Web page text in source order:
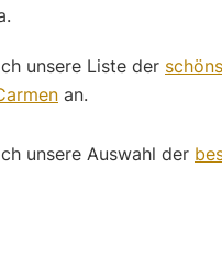
unsere Liste der
an.
unsere Auswahl der